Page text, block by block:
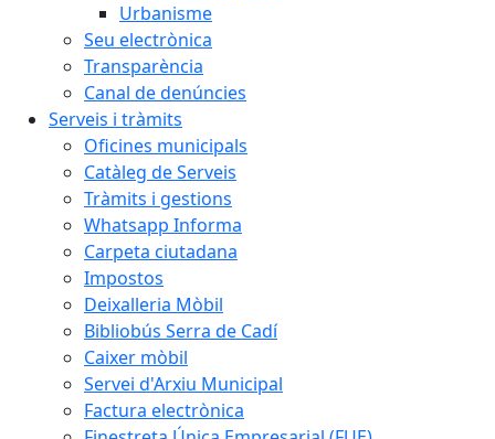
Urbanisme
Seu electrònica
Transparència
Canal de denúncies
Serveis i tràmits
Oficines municipals
Catàleg de Serveis
Tràmits i gestions
Whatsapp Informa
Carpeta ciutadana
Impostos
Deixalleria Mòbil
Bibliobús Serra de Cadí
Caixer mòbil
Servei d'Arxiu Municipal
Factura electrònica